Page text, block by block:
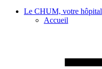
Le CHUM, votre hôpital
Accueil